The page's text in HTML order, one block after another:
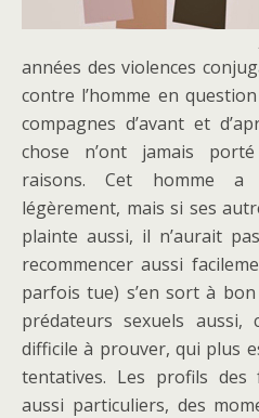
années des violences
contre l’homme en
compagnes d’avant et
chose n’ont jamais
raisons. Cet homme a
légèrement, mais si ses
plainte aussi, il n’aurait
recommencer aussi
parfois tue) s’en sort à
prédateurs sexuels aussi,
difficile à prouver, qui plus
tentatives. Les profils des
aussi particuliers, des